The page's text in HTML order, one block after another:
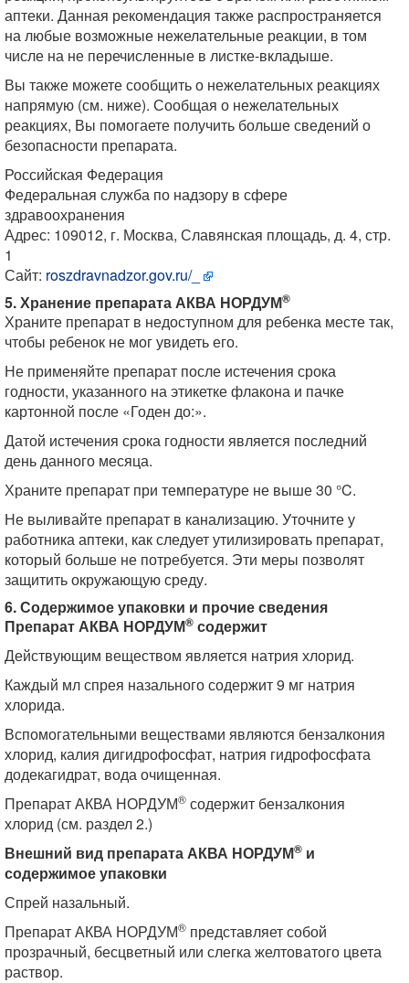
аптеки. Данная рекомендация также распространяется
на любые возможные нежелательные реакции, в том
числе на не перечисленные в листке-вкладыше.
Вы также можете сообщить о нежелательных реакциях
напрямую (см. ниже). Сообщая о нежелательных
реакциях, Вы помогаете получить больше сведений о
безопасности препарата.
Российская Федерация
Федеральная служба по надзору в сфере
здравоохранения
Адрес: 109012, г. Москва, Славянская площадь, д. 4, стр.
1
Сайт: roszdravnadzor.gov.ru/_
5. Хранение препарата АКВА НОРДУМ®
Храните препарат в недоступном для ребенка месте так,
чтобы ребенок не мог увидеть его.
Не применяйте препарат после истечения срока
годности, указанного на этикетке флакона и пачке
картонной после «Годен до:».
Датой истечения срока годности является последний
день данного месяца.
Храните препарат при температуре не выше 30 °C.
Не выливайте препарат в канализацию. Уточните у
работника аптеки, как следует утилизировать препарат,
который больше не потребуется. Эти меры позволят
защитить окружающую среду.
6. Содержимое упаковки и прочие сведения
Препарат АКВА НОРДУМ® содержит
Действующим веществом является натрия хлорид.
Каждый мл спрея назального содержит 9 мг натрия
хлорида.
Вспомогательными веществами являются бензалкония
хлорид, калия дигидрофосфат, натрия гидрофосфата
додекагидрат, вода очищенная.
Препарат АКВА НОРДУМ® содержит бензалкония
хлорид (см. раздел 2.)
Внешний вид препарата АКВА НОРДУМ® и
содержимое упаковки
Спрей назальный.
Препарат АКВА НОРДУМ® представляет собой
прозрачный, бесцветный или слегка желтоватого цвета
раствор.